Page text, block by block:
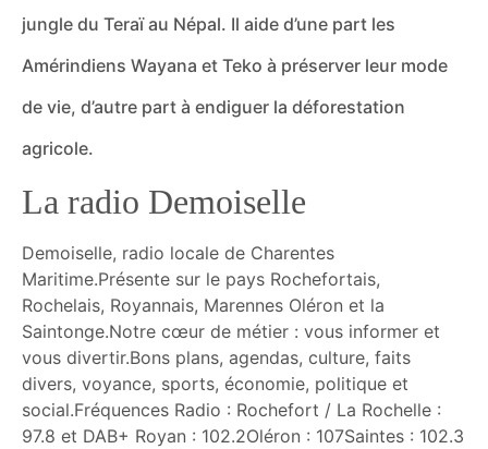
jungle du Teraï au Népal. Il aide d’une part les
Amérindiens Wayana et Teko à préserver leur mode
de vie, d’autre part à endiguer la déforestation
agricole.
La radio Demoiselle
Demoiselle, radio locale de Charentes
Maritime.Présente sur le pays Rochefortais,
Rochelais, Royannais, Marennes Oléron et la
Saintonge.Notre cœur de métier : vous informer et
vous divertir.Bons plans, agendas, culture, faits
divers, voyance, sports, économie, politique et
social.Fréquences Radio : Rochefort / La Rochelle :
97.8 et DAB+ Royan : 102.2Oléron : 107Saintes : 102.3